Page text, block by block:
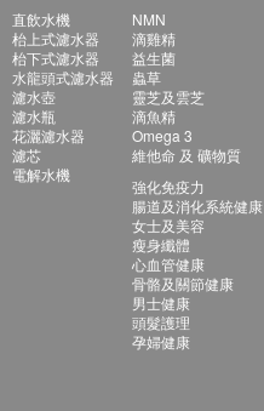
直飲水機
枱上式濾水器
枱下式濾水器
水龍頭式濾水器
濾水壺
濾水瓶
花灑濾水器
濾芯
電解水機
NMN
滴雞精
益生菌
蟲草
靈芝及雲芝
滴魚精
Omega 3
維他命 及 礦物質
強化免疫力
腸道及消化系統健康
女士及美容
瘦身纖體
心血管健康
骨骼及關節健康
男士健康
頭髮護理
孕婦健康